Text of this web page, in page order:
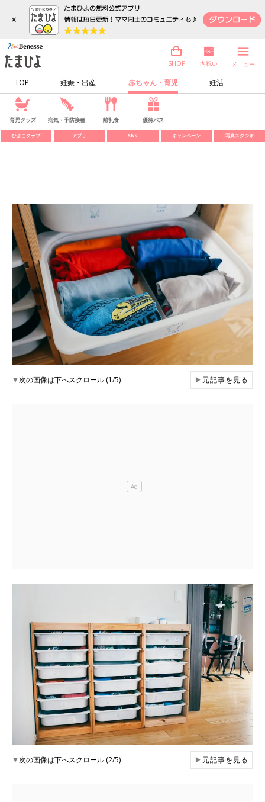
×
TOP 妊娠・出産 赤ちゃん・育児 妊活
SHOP 内祝い メニュー
育児グッズ 病気・予防接種 離乳食 優待パス
ひよこクラブ アプリ SNS キャンペーン 写真スタジオ
▼次の画像は下へスクロール (1/5) ▶元記事を見る
▼次の画像は下へスクロール (2/5) ▶元記事を見る